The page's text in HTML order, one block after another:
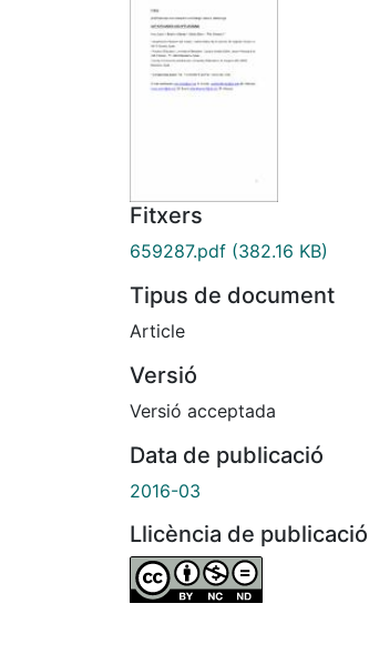
Fitxers
659287.pdf (382.16 KB)
Tipus de document
Article
Versió
Versió acceptada
Data de publicació
2016-03
Llicència de publicació